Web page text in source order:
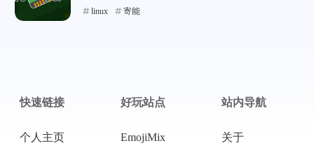
linux 寄能
快速链接
个人主页
好玩站点
EmojiMix
站内导航
关于